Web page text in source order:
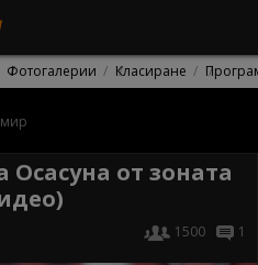
Фотогалерии Класиране
от зоната
1500 1